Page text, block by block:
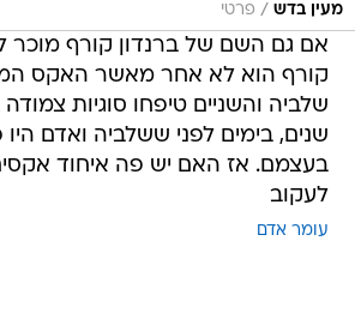
מעין בדש / פרטי
אם גם השם של ברנדון קורף מוכר
קורף הוא לא אחר מאשר האקס
שלביה והשניים טיפחו סוגיות
שנים, בימים לפני ששלביה ואדם
בעצמם. אז האם יש פה איחוד
לעקוב
עומר אדם